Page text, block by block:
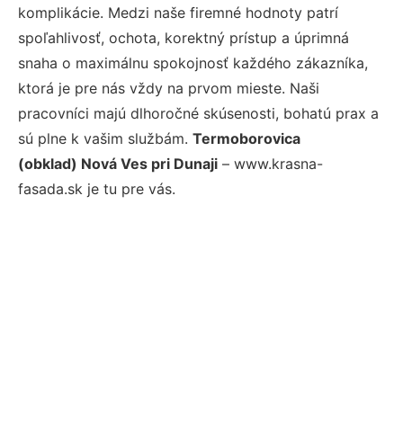
komplikácie. Medzi naše firemné hodnoty patrí
spoľahlivosť, ochota, korektný prístup a úprimná
snaha o maximálnu spokojnosť každého zákazníka,
ktorá je pre nás vždy na prvom mieste. Naši
pracovníci majú dlhoročné skúsenosti, bohatú prax a
sú plne k vašim službám. Termoborovica
(obklad) Nová Ves pri Dunaji – www.krasna-
fasada.sk je tu pre vás.